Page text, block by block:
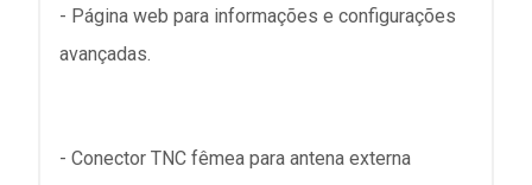
- Página web para informações e configurações
avançadas.
- Conector TNC fêmea para antena externa